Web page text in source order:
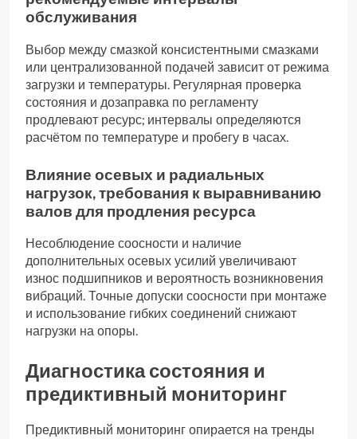
обслуживания
Выбор между смазкой консистентными смазками
или централизованной подачей зависит от режима
загрузки и температуры. Регулярная проверка
состояния и дозаправка по регламенту
продлевают ресурс; интервалы определяются
расчётом по температуре и пробегу в часах.
Влияние осевых и радиальных
нагрузок, требования к выравниванию
валов для продления ресурса
Несоблюдение соосности и наличие
дополнительных осевых усилий увеличивают
износ подшипников и вероятность возникновения
вибраций. Точные допуски соосности при монтаже
и использование гибких соединений снижают
нагрузки на опоры.
Диагностика состояния и
предиктивный мониторинг
Предиктивный мониторинг опирается на тренды